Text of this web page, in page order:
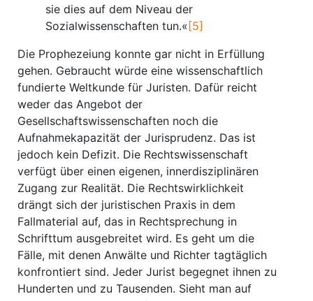
sie dies auf dem Niveau der
Sozialwissenschaften tun.« [5]
Die Prophezeiung konnte gar nicht in Erfüllung
gehen. Gebraucht würde eine wissenschaftlich
fundierte Weltkunde für Juristen. Dafür reicht
weder das Angebot der
Gesellschaftswissenschaften noch die
Aufnahmekapazität der Jurisprudenz. Das ist
jedoch kein Defizit. Die Rechtswissenschaft
verfügt über einen eigenen, innerdisziplinären
Zugang zur Realität. Die Rechtswirklichkeit
drängt sich der juristischen Praxis in dem
Fallmaterial auf, das in Rechtsprechung in
Schrifttum ausgebreitet wird. Es geht um die
Fälle, mit denen Anwälte und Richter tagtäglich
konfrontiert sind. Jeder Jurist begegnet ihnen zu
Hunderten und zu Tausenden. Sieht man auf